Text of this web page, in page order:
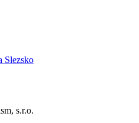
Slezsko
s.r.o.